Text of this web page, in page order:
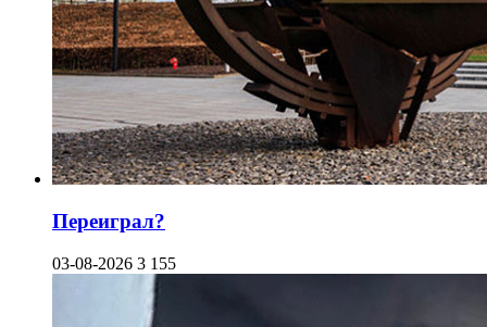
Переиграл?
03-08-2026 3 155